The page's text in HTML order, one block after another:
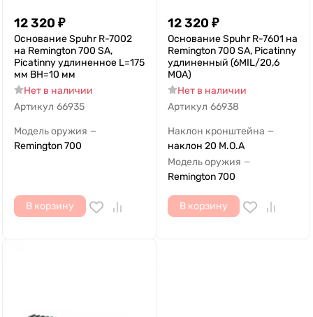
12 320 ₽
Основание Spuhr R-7002
на Remington 700 SA,
Picatinny удлиненное L=175
мм BH=10 мм
Нет в наличии
Артикул 66935
Модель оружия —
Remington 700
В корзину
12 320 ₽
Основание Spuhr R-7601 на
Remington 700 SA, Picatinny
удлиненный (6MIL/20,6
MOA)
Нет в наличии
Артикул 66938
Наклон кронштейна —
наклон 20 M.O.A
Модель оружия —
Remington 700
В корзину